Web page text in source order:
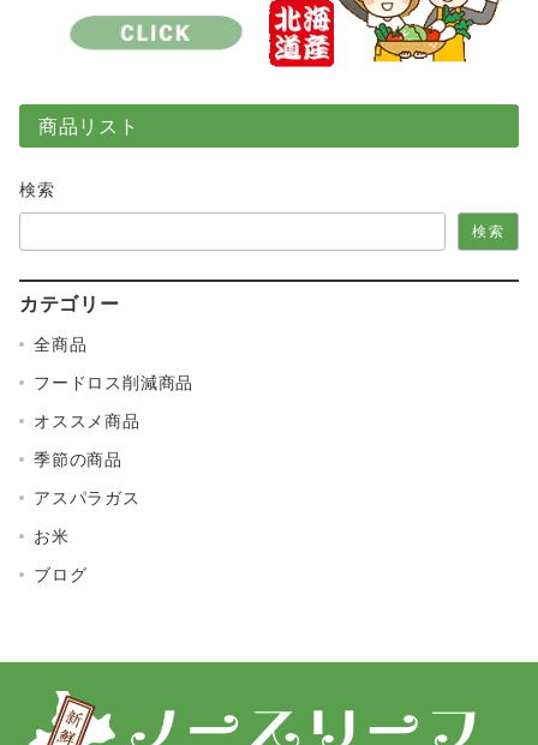
商品リスト
検索
検索
カテゴリー
全商品
フードロス削減商品
オススメ商品
季節の商品
アスパラガス
お米
ブログ